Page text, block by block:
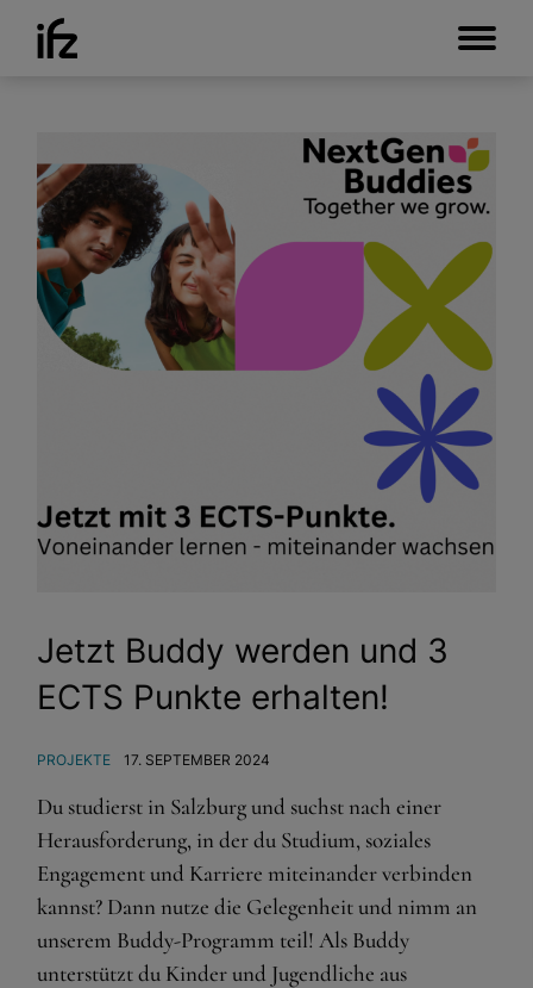
Jetzt Buddy werden und 3
ECTS Punkte erhalten!
PROJEKTE 17. SEPTEMBER 2024
Du studierst in Salzburg und suchst nach einer
Herausforderung, in der du Studium, soziales
Engagement und Karriere miteinander verbinden
kannst? Dann nutze die Gelegenheit und nimm an
unserem Buddy-Programm teil! Als Buddy
unterstützt du Kinder und Jugendliche aus